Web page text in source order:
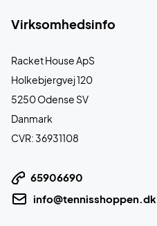
Virksomhedsinfo
Racket House ApS
Holkebjergvej 120
5250 Odense SV
Danmark
CVR: 36931108
65906690
info@tennisshoppen.dk